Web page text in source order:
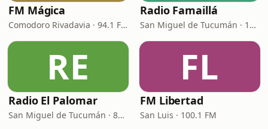
FM Mágica
Comodoro Rivadavia · 94.1 FM
Radio Famaillá
San Miguel de Tucumán · 105.7 FM
RE
Radio El Palomar
San Miguel de Tucumán · 87.5 FM
FL
FM Libertad
San Luis · 100.1 FM